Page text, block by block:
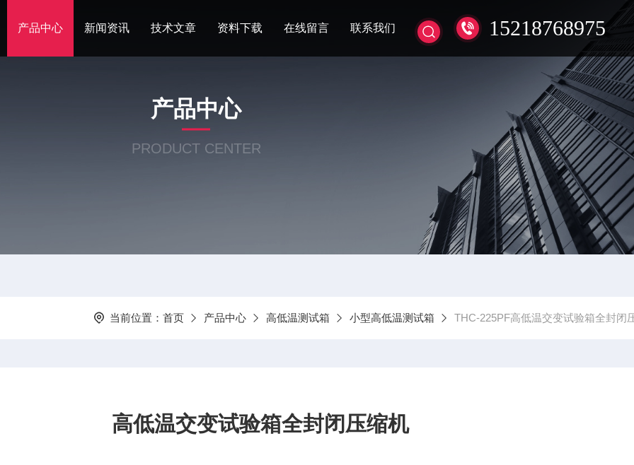
15218768975
产品中心 新闻资讯 技术文章 资料下载 在线留言 联系我们
产品中心
PRODUCT CENTER
当前位置： 首页 产品中心 高低温测试箱 小型高低温测试箱 THC-225PF高低温交变试验箱全封闭
高低温交变试验箱全封闭压缩机